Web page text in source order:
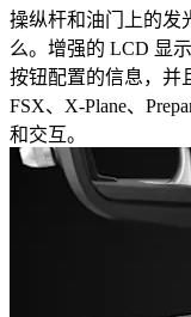
操纵杆和油门上的发
么。增强的 LCD 显
按钮配置的信息，并
FSX、X-Plane、
和交互。